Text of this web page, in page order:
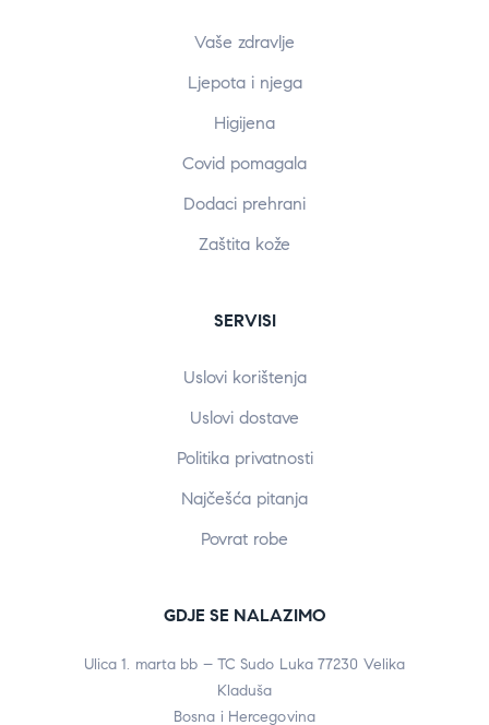
Vaše zdravlje
Ljepota i njega
Higijena
Covid pomagala
Dodaci prehrani
Zaštita kože
SERVISI
Uslovi korištenja
Uslovi dostave
Politika privatnosti
Najčešća pitanja
Povrat robe
GDJE SE NALAZIMO
Ulica 1. marta bb – TC Sudo Luka 77230 Velika
Kladuša
Bosna i Hercegovina